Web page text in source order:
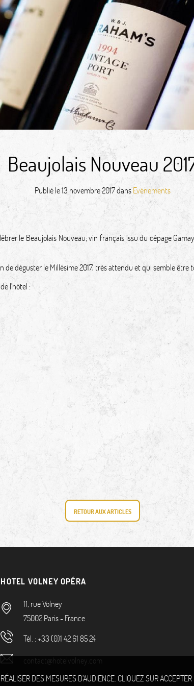
Beaujolais Nouveau
Publié le13 novembre 2017dansEvénements
le Beaujolais Nouveau; vin français issu du cépage
de déguster le Millésime 2017, très attendu et qui semble
l'hôtel :
RETOUR AUX ARTICLES
HOTEL VOLNEY OPÉRA
11, rue Volney
75002Paris-France
Tél. :+33 (0)1 42 61 85 24
contact@hotelvolney.com
DES MESURES D’AUDIENCE. CLIQUEZ SUR